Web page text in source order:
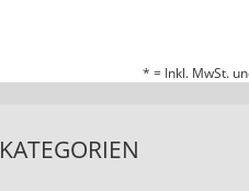
* = Inkl. MwSt.
KATEGORIEN